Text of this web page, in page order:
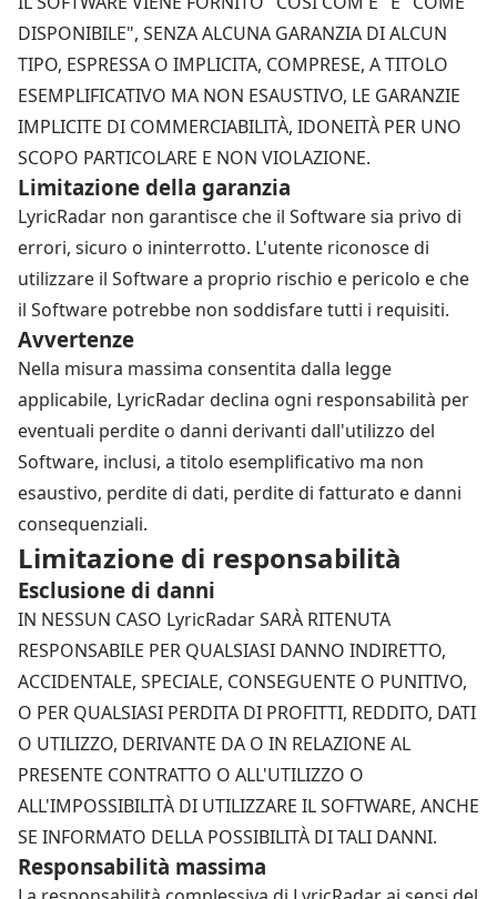
DISPONIBILE", SENZA ALCUNA GARANZIA DI ALCUN
TIPO, ESPRESSA O IMPLICITA, COMPRESE, A TITOLO
ESEMPLIFICATIVO MA NON ESAUSTIVO, LE GARANZIE
IMPLICITE DI COMMERCIABILITÀ, IDONEITÀ PER UNO
SCOPO PARTICOLARE E NON VIOLAZIONE.
Limitazione della garanzia
LyricRadar non garantisce che il Software sia privo di
errori, sicuro o ininterrotto. L'utente riconosce di
utilizzare il Software a proprio rischio e pericolo e che
il Software potrebbe non soddisfare tutti i requisiti.
Avvertenze
Nella misura massima consentita dalla legge
applicabile, LyricRadar declina ogni responsabilità per
eventuali perdite o danni derivanti dall'utilizzo del
Software, inclusi, a titolo esemplificativo ma non
esaustivo, perdite di dati, perdite di fatturato e danni
consequenziali.
Limitazione di responsabilità
Esclusione di danni
IN NESSUN CASO LyricRadar SARÀ RITENUTA
RESPONSABILE PER QUALSIASI DANNO INDIRETTO,
ACCIDENTALE, SPECIALE, CONSEGUENTE O PUNITIVO,
O PER QUALSIASI PERDITA DI PROFITTI, REDDITO, DATI
O UTILIZZO, DERIVANTE DA O IN RELAZIONE AL
PRESENTE CONTRATTO O ALL'UTILIZZO O
ALL'IMPOSSIBILITÀ DI UTILIZZARE IL SOFTWARE, ANCHE
SE INFORMATO DELLA POSSIBILITÀ DI TALI DANNI.
Responsabilità massima